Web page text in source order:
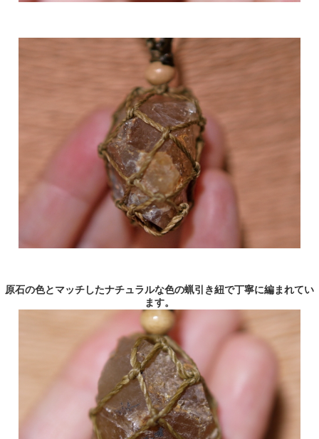
原石の色とマッチしたナチュラルな色の蝋引き紐で丁寧に編まれてい
ます。